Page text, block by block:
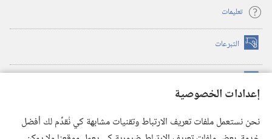
إعدادات الخصوصية
نحن نستعمل ملفات تعريف الارتباط وتقنيات مشابهة كي نُقدِّم لك أفضل
تعليمات
التبرعات (يفتح
نافذة
(يفتح
نافذة
(يفتح
نافذة
®